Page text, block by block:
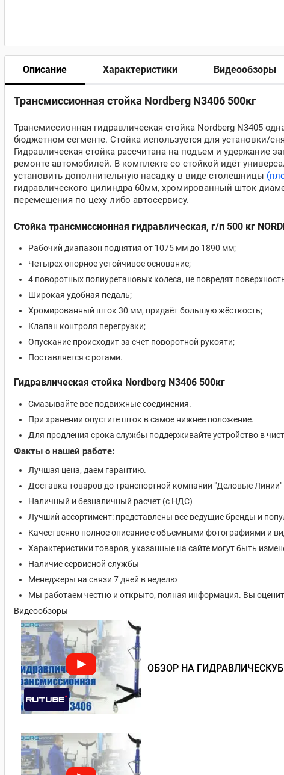
Описание Характеристики Видеообзоры
Трансмиссионная стойка Nordberg N3406 500кг
Трансмиссионная гидравлическая стойка Nordberg N3405
бюджетном сегменте. Стойка используется для установки/
Гидравлическая стойка рассчитана на подъем и удержание
ремонте автомобилей. В комплекте со стойкой идёт
установить дополнительную насадку в виде столешницы
гидравлического цилиндра 60мм, хромированный шток
перемещения по цеху либо автосервису.
Стойка трансмиссионная гидравлическая, г/п 500 кг
Рабочий диапазон поднятия от 1075 мм до 1890 мм;
Четырех опорное устойчивое основание;
4 поворотных полиуретановых колеса, не повредят
Широкая удобная педаль;
Хромированный шток 30 мм, придаёт большую жёсткость;
Клапан контроля перегрузки;
Опускание происходит за счет поворотной рукояти;
Поставляется с рогами.
Гидравлическая стойка Nordberg N3406 500кг
Смазывайте все подвижные соединения.
При хранении опустите шток в самое нижнее положение.
Для продления срока службы поддерживайте устройство в
Факты о нашей работе:
Лучшая цена, даем гарантию.
Доставка товаров до транспортной компании "Деловые Линии"
Наличный и безналичный расчет (с НДС)
Лучший ассортимент: представлены все ведущие бренды и
Качественно полное описание с объемными фотографиями и
Характеристики товаров, указанные на сайте могут быть
Наличие сервисной службы
Менеджеры на связи 7 дней в неделю
Мы работаем честно и открыто, полная информация. Вы
Видеообзоры
ОБЗОР НА ГИДРАВЛИЧЕСКУБ